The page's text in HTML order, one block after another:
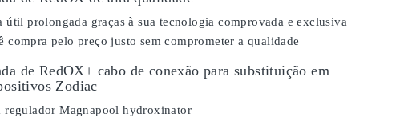
útil prolongada graças à sua tecnologia comprovada e exclusiva
compra pelo preço justo sem comprometer a qualidade
de RedOX+ cabo de conexão para substituição em
Zodiac
regulador Magnapool hydroxinator